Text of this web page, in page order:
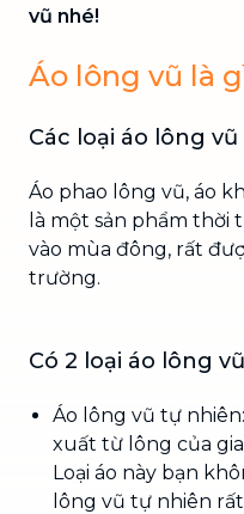
vũ nhé!
Áo lông vũ là
Các loại áo lông vũ
Áo phao lông vũ, áo
là một sản phẩm thời
vào mùa đông, rất
trường.
Có 2 loại áo lông
Áo lông vũ tự
xuất từ lông của
Loại áo này bạn
lông vũ tự nhiên